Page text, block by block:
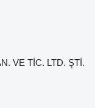
VE TİC. LTD. ŞTİ.